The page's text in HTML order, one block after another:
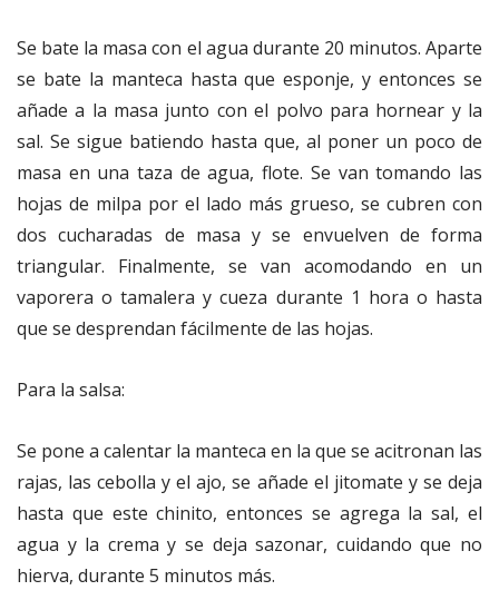
Se bate la masa con el agua durante 20 minutos. Aparte
se bate la manteca hasta que esponje, y entonces se
añade a la masa junto con el polvo para hornear y la
sal. Se sigue batiendo hasta que, al poner un poco de
masa en una taza de agua, flote. Se van tomando las
hojas de milpa por el lado más grueso, se cubren con
dos cucharadas de masa y se envuelven de forma
triangular. Finalmente, se van acomodando en un
vaporera o tamalera y cueza durante 1 hora o hasta
que se desprendan fácilmente de las hojas.
Para la salsa:
Se pone a calentar la manteca en la que se acitronan las
rajas, las cebolla y el ajo, se añade el jitomate y se deja
hasta que este chinito, entonces se agrega la sal, el
agua y la crema y se deja sazonar, cuidando que no
hierva, durante 5 minutos más.